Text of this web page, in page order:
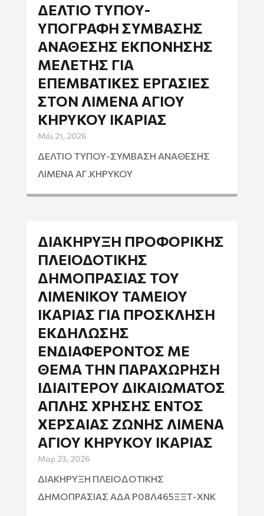
ΔΕΛΤΙΟ ΤΥΠΟΥ-
ΥΠΟΓΡΑΦΗ ΣΥΜΒΑΣΗΣ
ΑΝΑΘΕΣΗΣ ΕΚΠΟΝΗΣΗΣ
ΜΕΛΕΤΗΣ ΓΙΑ
ΕΠΕΜΒΑΤΙΚΕΣ ΕΡΓΑΣΙΕΣ
ΣΤΟΝ ΛΙΜΕΝΑ ΑΓΙΟΥ
ΚΗΡΥΚΟΥ ΙΚΑΡΙΑΣ
Μάι 21, 2026
ΔΕΛΤΙΟ ΤΥΠΟΥ-ΣΥΜΒΑΣΗ ΑΝΑΘΕΣΗΣ
ΛΙΜΕΝΑ ΑΓ.ΚΗΡΥΚΟΥ
ΔΙΑΚΗΡΥΞΗ ΠΡΟΦΟΡΙΚΗΣ
ΠΛΕΙΟΔΟΤΙΚΗΣ
ΔΗΜΟΠΡΑΣΙΑΣ ΤΟΥ
ΛΙΜΕΝΙΚΟΥ ΤΑΜΕΙΟΥ
ΙΚΑΡΙΑΣ ΓΙΑ ΠΡΟΣΚΛΗΣΗ
ΕΚΔΗΛΩΣΗΣ
ΕΝΔΙΑΦΕΡΟΝΤΟΣ ΜΕ
ΘΕΜΑ ΤΗΝ ΠΑΡΑΧΩΡΗΣΗ
ΙΔΙΑΙΤΕΡΟΥ ΔΙΚΑΙΩΜΑΤΟΣ
ΑΠΛΗΣ ΧΡΗΣΗΣ ΕΝΤΟΣ
ΧΕΡΣΑΙΑΣ ΖΩΝΗΣ ΛΙΜΕΝΑ
ΑΓΙΟΥ ΚΗΡΥΚΟΥ ΙΚΑΡΙΑΣ
Μαρ 23, 2026
ΔΙΑΚΗΡΥΞΗ ΠΛΕΙΟΔΟΤΙΚΗΣ
ΔΗΜΟΠΡΑΣΙΑΣ ΑΔΑ Ρ08Λ465ΞΞΤ-ΧΝΚ